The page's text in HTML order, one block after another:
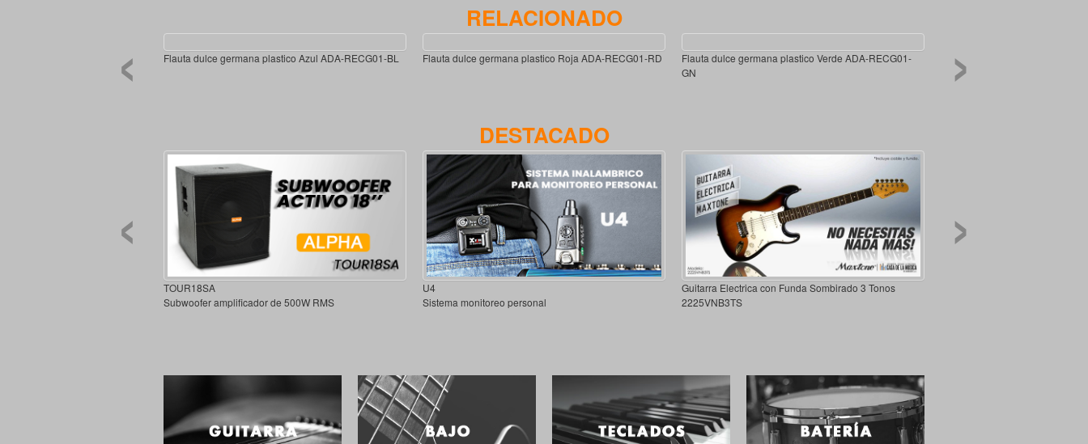
RELACIONADO
Flauta dulce germana plastico Azul ADA-RECG01-BL Flauta dulce germana plastico Roja ADA-RECG01-RD
Flauta dulce germana plastico Verde ADA-RECG01-
GN
‹ ›
DESTACADO
TOUR18SA
Subwoofer amplificador de 500W RMS
U4
Sistema monitoreo personal
Guitarra Electrica con Funda Sombirado 3 Tonos
2225VNB3TS
‹ ›